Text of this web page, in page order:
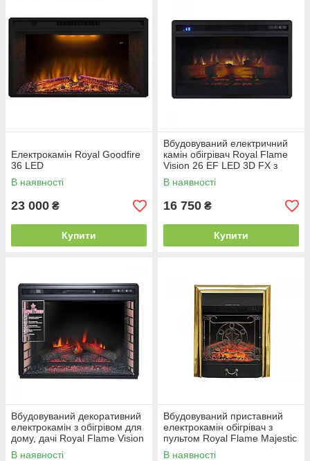
Електрокамін Royal Goodfire
36 LED
В наявності
23 000 ₴
Купити
Вбудовуваний електричний
камін обігрівач Royal Flame
Vision 26 EF LED 3D FX з
ефектом живого вогню
В наявності
16 750 ₴
Купити
Вбудовуваний декоративний
електрокамін з обігрівом для
дому, дачі Royal Flame Vision
28 EF LED FX (зі звуком)
В наявності
Вбудовуваний приставний
електрокамін обігрівач з
пультом Royal Flame Majestic
FX M Brass
В наявності